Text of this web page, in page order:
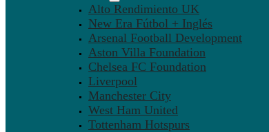
Alto Rendimiento UK
New Era Fútbol + Inglés
Arsenal Football Development
Aston Villa Foundation
Chelsea FC Foundation
Liverpool
Manchester City
West Ham United
Tottenham Hotspurs